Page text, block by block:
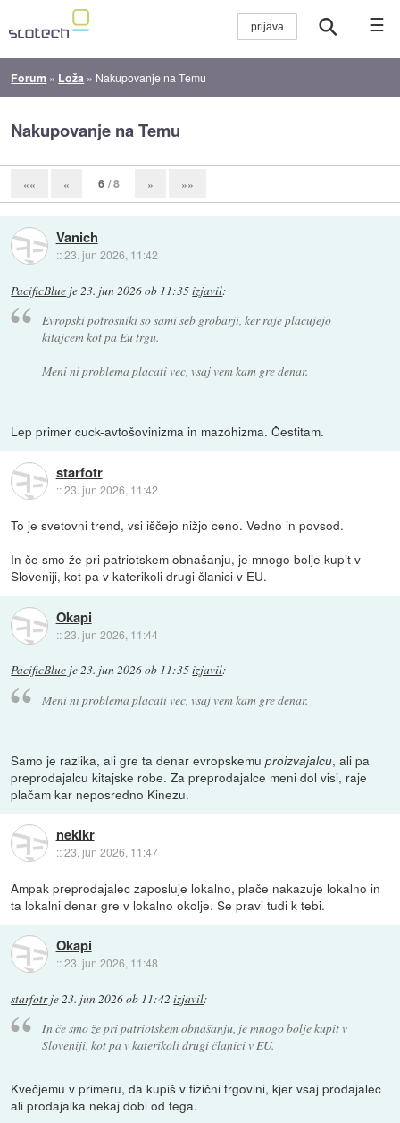
☰
Forum » Loža » Nakupovanje na Temu
Nakupovanje na Temu
«« « 6 / 8 » »»
Vanich
::23. jun 2026, 11:42
PacificBlue je23. jun 2026 ob 11:35izjavil:
Evropski potrosniki so sami seb grobarji, ker raje placujejo
kitajcem kot pa Eu trgu.
Meni ni problema placati vec, vsaj vem kam gre denar.
Lep primer cuck-avtošovinizma in mazohizma. Čestitam.
starfotr
::23. jun 2026, 11:42
To je svetovni trend, vsi iščejo nižjo ceno. Vedno in povsod.
In če smo že pri patriotskem obnašanju, je mnogo bolje kupit v
Sloveniji, kot pa v katerikoli drugi članici v EU.
Okapi
::23. jun 2026, 11:44
PacificBlue je23. jun 2026 ob 11:35izjavil:
Meni ni problema placati vec, vsaj vem kam gre denar.
Samo je razlika, ali gre ta denar evropskemuproizvajalcu, ali pa
preprodajalcu kitajske robe. Za preprodajalce meni dol visi, raje
plačam kar neposredno Kinezu.
nekikr
::23. jun 2026, 11:47
Ampak preprodajalec zaposluje lokalno, plače nakazuje lokalno in
ta lokalni denar gre v lokalno okolje. Se pravi tudi k tebi.
Okapi
::23. jun 2026, 11:48
starfotrje23. jun 2026 ob 11:42 izjavil:
In če smo že pri patriotskem obnašanju, je mnogo bolje kupit v
Sloveniji, kot pa v katerikoli drugi članici v EU.
Kvečjemu v primeru, da kupiš v fizični trgovini, kjer vsaj prodajalec
ali prodajalka nekaj dobi od tega.